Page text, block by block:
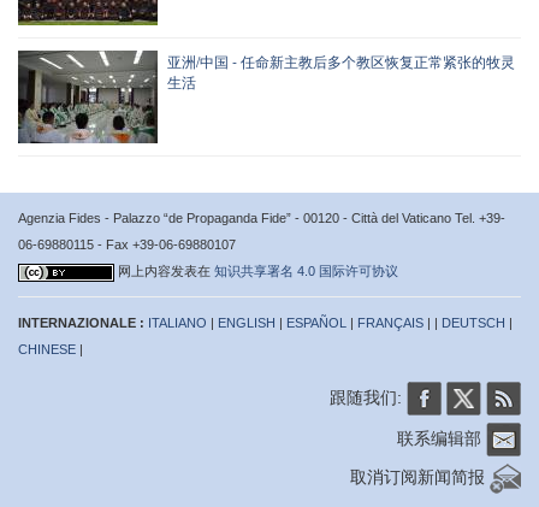
亚洲/中国 - 任命新主教后多个教区恢复正常紧张的牧灵
生活
Agenzia Fides - Palazzo “de Propaganda Fide” - 00120 - Città del Vaticano Tel. +39-
06-69880115 - Fax +39-06-69880107
网上内容发表在 知识共享署名 4.0 国际许可协议
INTERNAZIONALE : ITALIANO | ENGLISH | ESPAÑOL | FRANÇAIS | | DEUTSCH |
CHINESE |
跟随我们:
联系编辑部
取消订阅新闻简报